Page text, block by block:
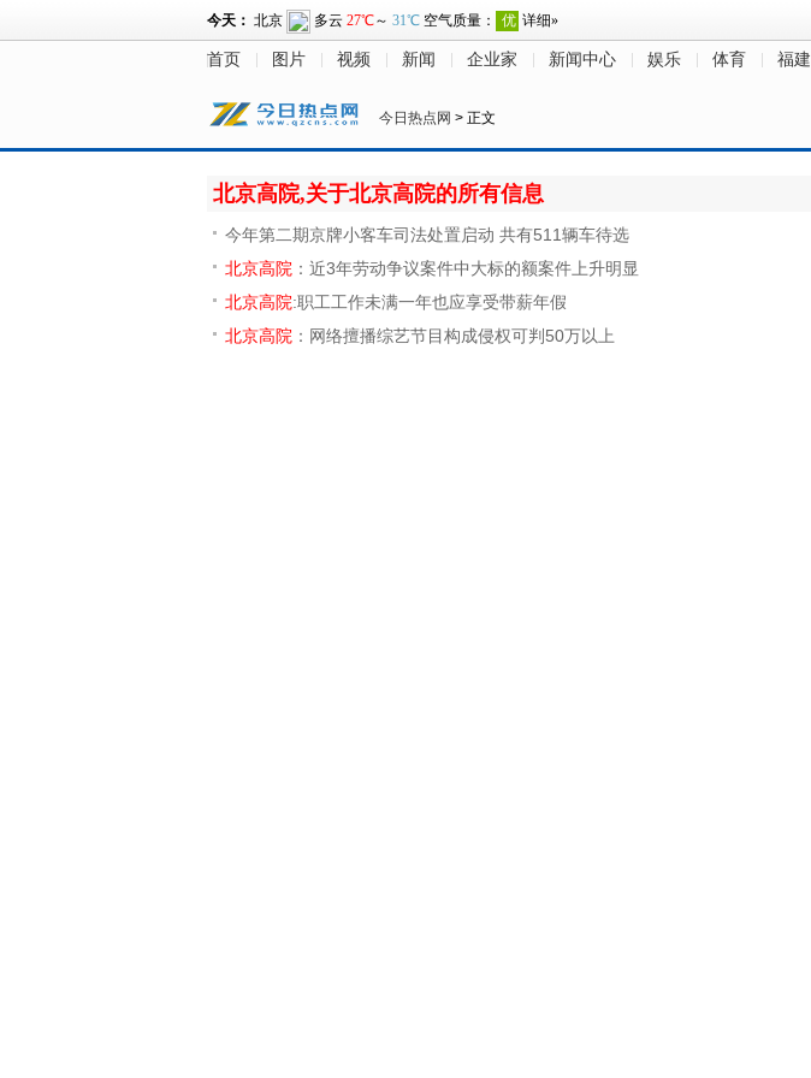
首页 图片 视频 新闻 企业家 新闻中心 娱乐 体育 福建
今日热点网 > 正文
北京高院,关于北京高院的所有信息
今年第二期京牌小客车司法处置启动 共有511辆车待选
北京高院 ：近3年劳动争议案件中大标的额案件上升明显
北京高院:职工工作未满一年也应享受带薪年假
北京高院 ：网络擅播综艺节目构成侵权可判50万以上